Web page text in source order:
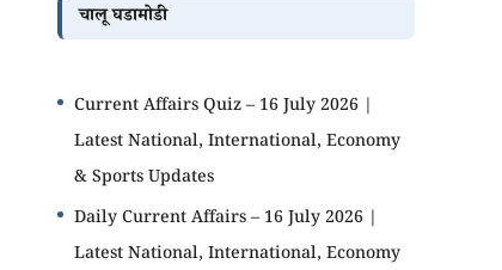
चालू घडामोडी
Current Affairs Quiz – 16 July 2026 |
Latest National, International, Economy
& Sports Updates
Daily Current Affairs – 16 July 2026 |
Latest National, International, Economy